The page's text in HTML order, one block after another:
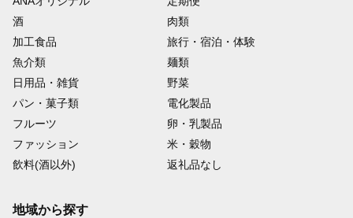
酒
肉類
加工食品
旅行・宿泊・体験
魚介類
麺類
日用品・雑貨
野菜
パン・菓子類
電化製品
フルーツ
卵・乳製品
ファッション
米・穀物
飲料(酒以外)
返礼品なし
地域から探す